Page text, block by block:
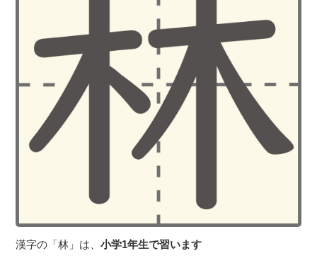
０歳児
３〜６歳児
７〜１２歳児
漢字の「林」は、小学1年生で習います